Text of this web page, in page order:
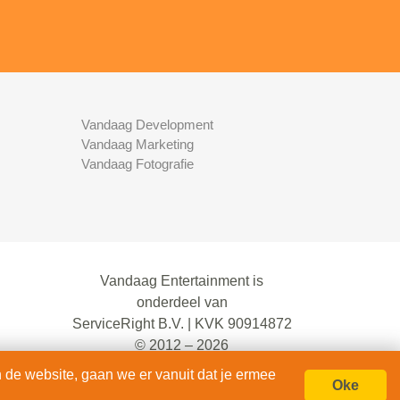
Vandaag Development
Vandaag Marketing
Vandaag Fotografie
Vandaag Entertainment is
onderdeel van
ServiceRight B.V. | KVK 90914872
© 2012 – 2026
alle rechten voorbehouden.
website, gaan we er vanuit dat je ermee
Oke